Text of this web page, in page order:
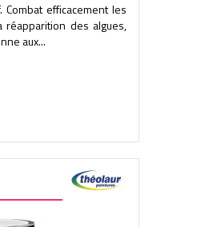
efficacement les
réapparition des algues,
aux...